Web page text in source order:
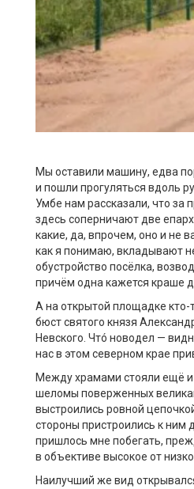
Мы оставили машину, едва
и пошли прогуляться вдоль
Умбе нам рассказали, что за
здесь соперничают две
какие, да, впрочем, оно и не
как я понимаю, вкладывают
обустройство посёлка,
причём одна кажется краше
А на открытой площадке кто-
бюст святого князя
Невского. Чтó новодел —
нас в этом северном крае
Между храмами стояли ещё и
шеломы поверженных
выстроились ровной
стороны пристроились к ним
пришлось мне побегать,
в объективе высокое от
Наилучший же вид